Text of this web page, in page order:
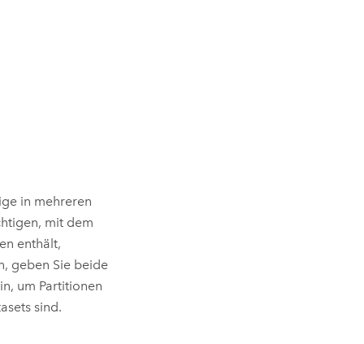
in mehreren
mit dem
enthält,
geben Sie beide
um Partitionen
sind.